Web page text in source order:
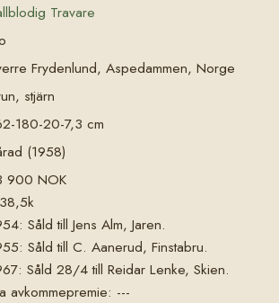
Travare
Frydenlund, Aspedammen, Norge
stjärn
180-20-7,3 cm
(1958)
900 NOK
Såld till Jens Alm, Jaren.
Såld till C. Aanerud, Finstabru.
Såld 28/4 till Reidar Lenke, Skien.
avkommepremie: ---